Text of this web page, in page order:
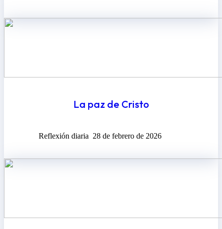
La paz de Cristo
Reflexión diaria 28 de febrero de 2026